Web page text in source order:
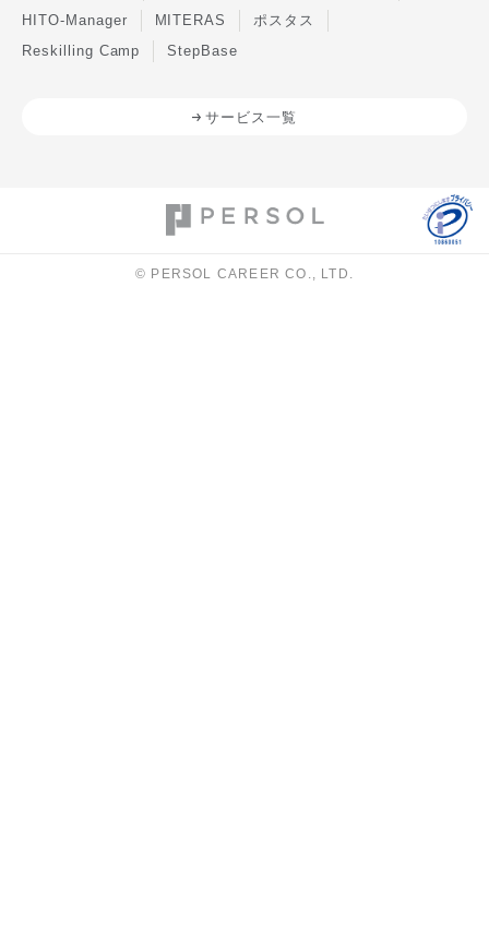
HITO-Manager
MITERAS
ポスタス
Reskilling Camp
StepBase
サービス一覧
© PERSOL CAREER CO., LTD.